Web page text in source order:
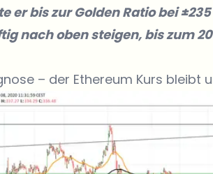
er bis zur Golden Ratio bei
nach oben steigen, bis zum
– der Ethereum Kurs